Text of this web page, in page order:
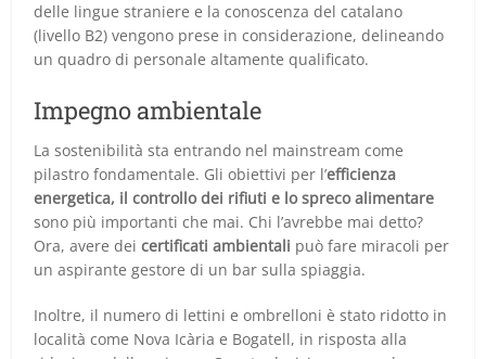
delle lingue straniere e la conoscenza del catalano
(livello B2) vengono prese in considerazione, delineando
un quadro di personale altamente qualificato.
Impegno ambientale
La sostenibilità sta entrando nel mainstream come
pilastro fondamentale. Gli obiettivi per l’efficienza
energetica, il controllo dei rifiuti e lo spreco alimentare
sono più importanti che mai. Chi l’avrebbe mai detto?
Ora, avere deicertificati ambientali può fare miracoli per
un aspirante gestore di un bar sulla spiaggia.
Inoltre, il numero di lettini e ombrelloni è stato ridotto in
località come Nova Icària e Bogatell, in risposta alla